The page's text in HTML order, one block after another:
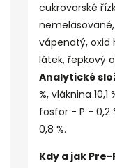
cukrovarské
vápenatý, oxid
látek, řepkový
Analytické
%, vláknina
fosfor - P - 0,2
0,8 %.
Kdy a jak